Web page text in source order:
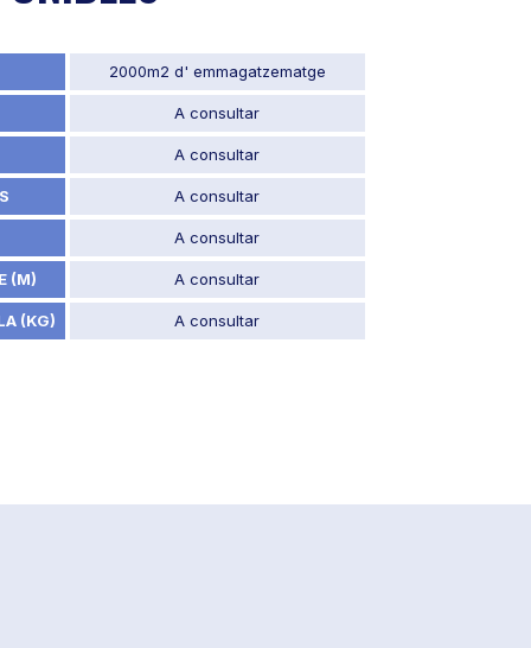
2000m2 d' emmagatzematge
A consultar
A consultar
A consultar
A consultar
(M) A consultar
(KG) A consultar